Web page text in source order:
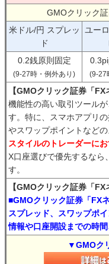
GMOクリック
米ドル/円 スプレッ
ド
ユー
0.2銭原則固定
(9-27時・例外あり) (9-27
【GMOクリック証券「
機能性の高い取引ツール
す。特に、スマホアプリ
やスワップポイントなど
スタイルのトレーダーに
X口座選びで優先するなら
す。
【GMOクリック証券「FX
■GMOクリック証券「FX
スプレッド、スワップポ
情報や口座開設までの時
▼GMOク